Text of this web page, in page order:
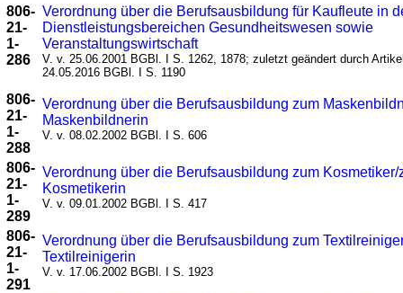
806-
21-
1-
286
Verordnung über die Berufsausbildung für Kaufleute in
Dienstleistungsbereichen Gesundheitswesen sowie
Veranstaltungswirtschaft
V. v. 25.06.2001 BGBl. I S. 1262, 1878; zuletzt geändert durch
24.05.2016 BGBl. I S. 1190
806-
21-
1-
288
Verordnung über die Berufsausbildung zum
Maskenbildnerin
V. v. 08.02.2002 BGBl. I S. 606
806-
21-
1-
289
Verordnung über die Berufsausbildung zum Kosmetiker/
Kosmetikerin
V. v. 09.01.2002 BGBl. I S. 417
806-
21-
1-
291
Verordnung über die Berufsausbildung zum
Textilreinigerin
V. v. 17.06.2002 BGBl. I S. 1923